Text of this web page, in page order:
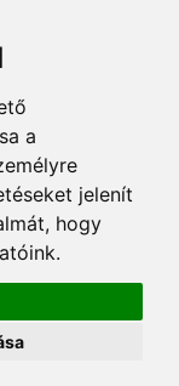
a
jelenít
hogy